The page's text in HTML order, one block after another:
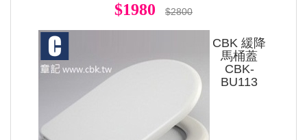
$1980 $2800
CBK 緩降
馬桶蓋
CBK-
BU113